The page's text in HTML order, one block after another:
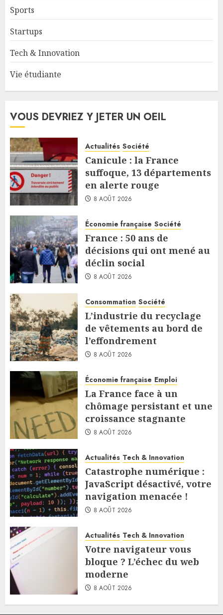
Sports
Startups
Tech & Innovation
Vie étudiante
VOUS DEVRIEZ Y JETER UN OEIL
Actualités Société
Canicule : la France
suffoque, 13 départements
en alerte rouge
8 AOÛT 2026
Économie française Société
France : 50 ans de
décisions qui ont mené au
déclin social
8 AOÛT 2026
Consommation Société
L’industrie du recyclage
de vêtements au bord de
l’effondrement
8 AOÛT 2026
Économie française Emploi
La France face à un
chômage persistant et une
croissance stagnante
8 AOÛT 2026
Actualités Tech & Innovation
Catastrophe numérique :
JavaScript désactivé, votre
navigation menacée !
8 AOÛT 2026
Actualités Tech & Innovation
Votre navigateur vous
bloque ? L’échec du web
moderne
8 AOÛT 2026